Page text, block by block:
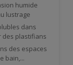
humide
lustrage
dans
des plastifians
des espaces
bain,...